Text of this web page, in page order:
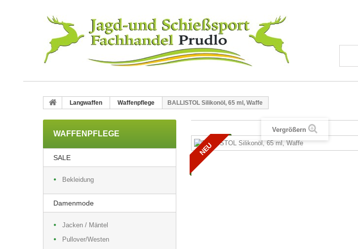
Langwaffen Waffenpflege BALLISTOL Silikonöl, 65 ml, Waffe
WAFFENPFLEGE
SALE
Bekleidung
Damenmode
Jacken / Mäntel
Pullover/Westen
NEU
Vergrößern